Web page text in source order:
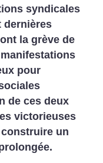
syndicales
dernières
la grève de
pour
de ces deux
victorieuses
un